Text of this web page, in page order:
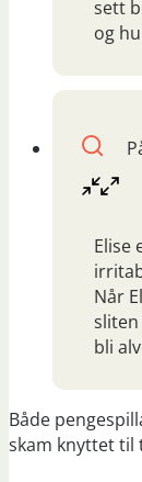
sett
og
Elise
Når
bli
Både
skam knyttet til